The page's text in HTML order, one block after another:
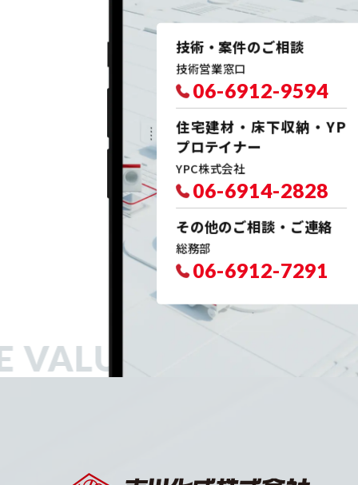
技術・案件のご相談
技術営業窓口
06-6912-9594
住宅建材・床下収納・YP
プロテイナー
YPC株式会社
06-6914-2828
その他のご相談・ご連絡
総務部
06-6912-7291
FACTORY.